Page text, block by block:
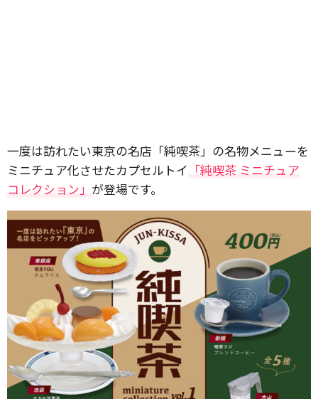
一度は訪れたい東京の名店「純喫茶」の名物メニューを
ミニチュア化させたカプセルトイ 「純喫茶 ミニチュア
コレクション」 が登場です。